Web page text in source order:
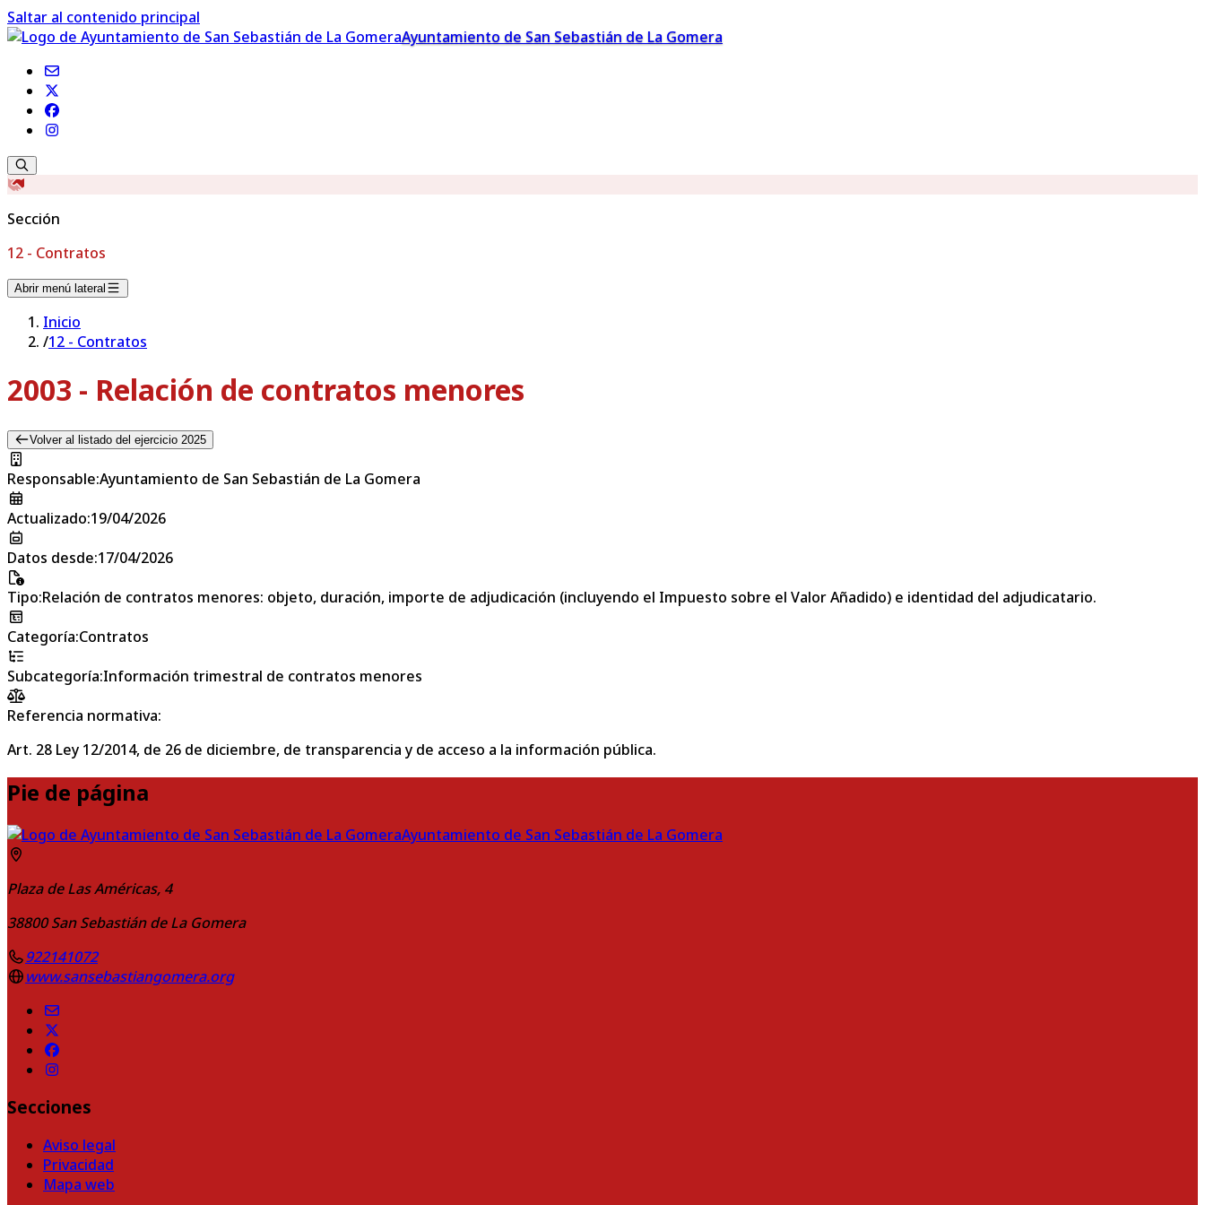
Saltar al contenido principal
Ayuntamiento de San Sebastián de La Gomera
Sección
12 - Contratos
Abrir menú lateral
Inicio
/12 - Contratos
2003 - Relación de contratos menores
Volver al listado del ejercicio 2025
Responsable:Ayuntamiento de San Sebastián de La Gomera
Actualizado:19/04/2026
Datos desde:17/04/2026
Tipo:Relación de contratos menores: objeto, duración, importe de adjudicación (incluyendo el Impuesto sobre el Valor Añadido) e identidad del adjudicatario.
Categoría:Contratos
Subcategoría:Información trimestral de contratos menores
Referencia normativa:
Art. 28 Ley 12/2014, de 26 de diciembre, de transparencia y de acceso a la información pública.
Pie de página
Ayuntamiento de San Sebastián de La Gomera
Plaza de Las Américas, 4
38800 San Sebastián de La Gomera
922141072
www.sansebastiangomera.org
Secciones
Aviso legal
Privacidad
Mapa web